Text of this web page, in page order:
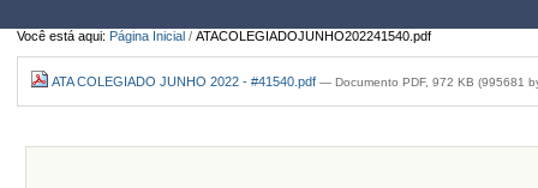
Você está aqui: Página Inicial / ATACOLEGIADOJUNHO202241540.pdf
ATA COLEGIADO JUNHO 2022 - #41540.pdf — Documento PDF, 972 KB (995681